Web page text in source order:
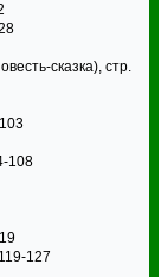
сказка), стр.
108
127